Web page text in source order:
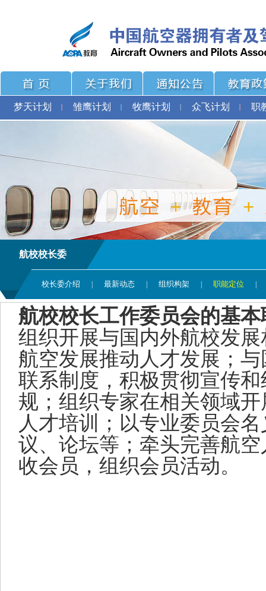
梦天计划 雏鹰计划 牧鹰计划 众飞计划 职
航校校长委
校长委介绍 最新动态 组织构架 职能定位
航校校长工作委员会的基
组织开展与国内外航校发
航空发展推动人才发展；
联系制度，积极贯彻宣传
规；组织专家在相关领域
人才培训；以专业委员会
议、论坛等；牵头完善航
收会员，组织会员活动。